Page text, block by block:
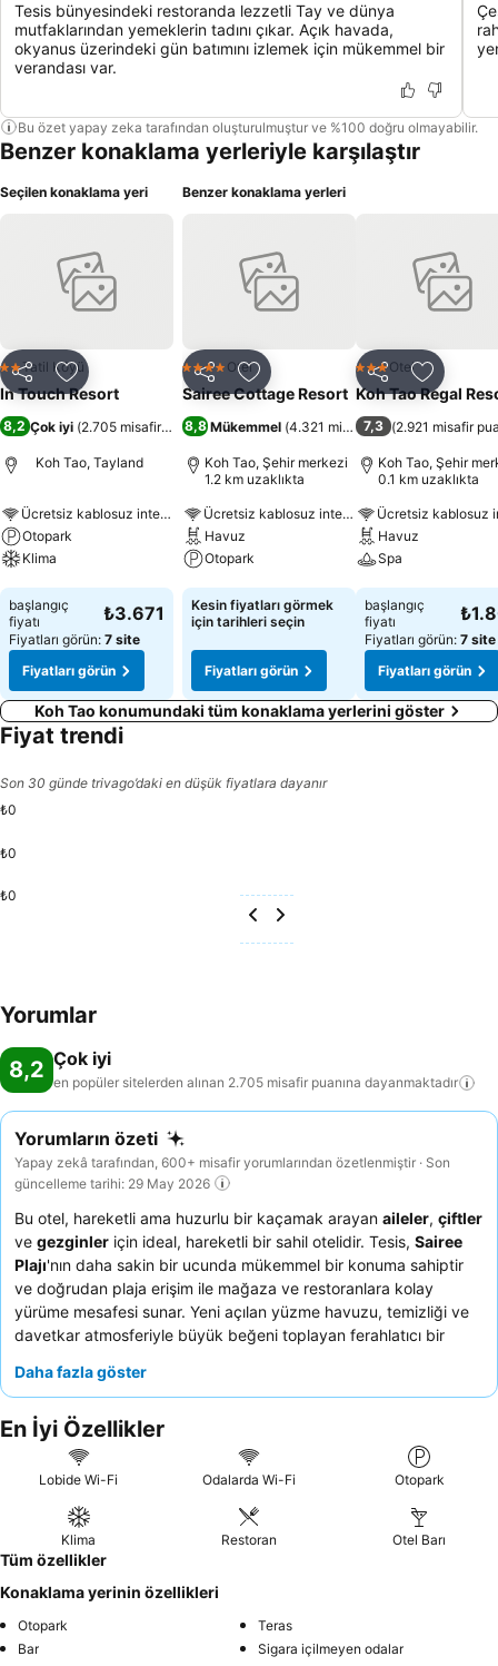
Tesis bünyesindeki restoranda lezzetli Tay ve dünya
mutfaklarından yemeklerin tadını çıkar. Açık havada,
okyanus üzerindeki gün batımını izlemek için mükemmel bir
verandası var.
Bu özet yapay zeka tarafından oluşturulmuştur ve %100 doğru olmayabilir.
Benzer konaklama yerleriyle karşılaştır
Seçilen konaklama yeri
Paylaş Favorilerime ekle
2 YıldızTatil Köyü
In Touch Resort
8,2 Çok iyi (2.705 misafir puanı)
Koh Tao, Tayland
Ücretsiz kablosuz internet
Otopark
Klima
Fiyatları görün
başlangıç
fiyatı
₺3.671
Fiyatları görün: 7 site
Fiyatları görün
Benzer konaklama yerleri
Paylaş Favorilerime ekle
4 Yıldız Otel
Sairee Cottage Resort
8,8 Mükemmel (4.321 misafir puanı)
Koh Tao, Şehir merkezi
1.2 km uzaklıkta
Ücretsiz kablosuz internet
Havuz
Otopark
Fiyatları görün
Kesin fiyatları görmek
için tarihleri seçin
Fiyatları görün
Paylaş
3 YıldızOtel
Koh Tao Regal
7,3 (2.921 misafir
Koh Tao, Şehir
0.1 km uzaklıkta
Havuz
Spa
Fiyatları görün
başlangıç
fiyatı
Fiyatları görün: 7 site
Fiyatları görün
Koh Tao konumundaki tüm konaklama yerlerini göster
Fiyat trendi
Son 30 günde trivago’daki en düşük fiyatlara dayanır
₺0
₺0
₺0
Yorumlar
8,2 Çok iyi
en popüler sitelerden alınan 2.705 misafir puanına dayanmaktadır
Yorumların özeti
Yapay zekâ tarafından, 600+ misafir yorumlarından özetlenmiştir · Son
güncelleme tarihi: 29 May 2026
Bu otel, hareketli ama huzurlu bir kaçamak arayan aileler, çiftler
ve gezginler için ideal, hareketli bir sahil otelidir. Tesis, Sairee
Plajı'nın daha sakin bir ucunda mükemmel bir konuma sahiptir
ve doğrudan plaja erişim ile mağaza ve restoranlara kolay
yürüme mesafesi sunar. Yeni açılan yüzme havuzu, temizliği ve
davetkar atmosferiyle büyük beğeni toplayan ferahlatıcı bir
restoranının çeşitli, kaliteli tekliflerini,
En iyi manzaralar için üst katlarda bir oda ayırtmayı
düşünebilirsiniz.
Daha fazla göster
En İyi Özellikler
Lobide Wi-Fi Odalarda Wi-Fi Otopark
Klima Restoran Otel Barı
Tüm özellikler
Konaklama yerinin özellikleri
Otopark
Teras
Bar
Sigara içilmeyen odalar